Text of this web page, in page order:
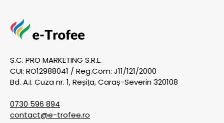
S.C. PRO MARKETING S.R.L.
CUI: RO12988041 / Reg.Com: J11/121/2000
Bd. A.I. Cuza nr. 1, Reșița, Caraș-Severin 320108
0730 596 894
contact@e-trofee.ro